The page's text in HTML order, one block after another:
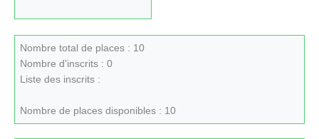
Nombre total de places : 10
Nombre d'inscrits : 0
Liste des inscrits :
Nombre de places disponibles : 10